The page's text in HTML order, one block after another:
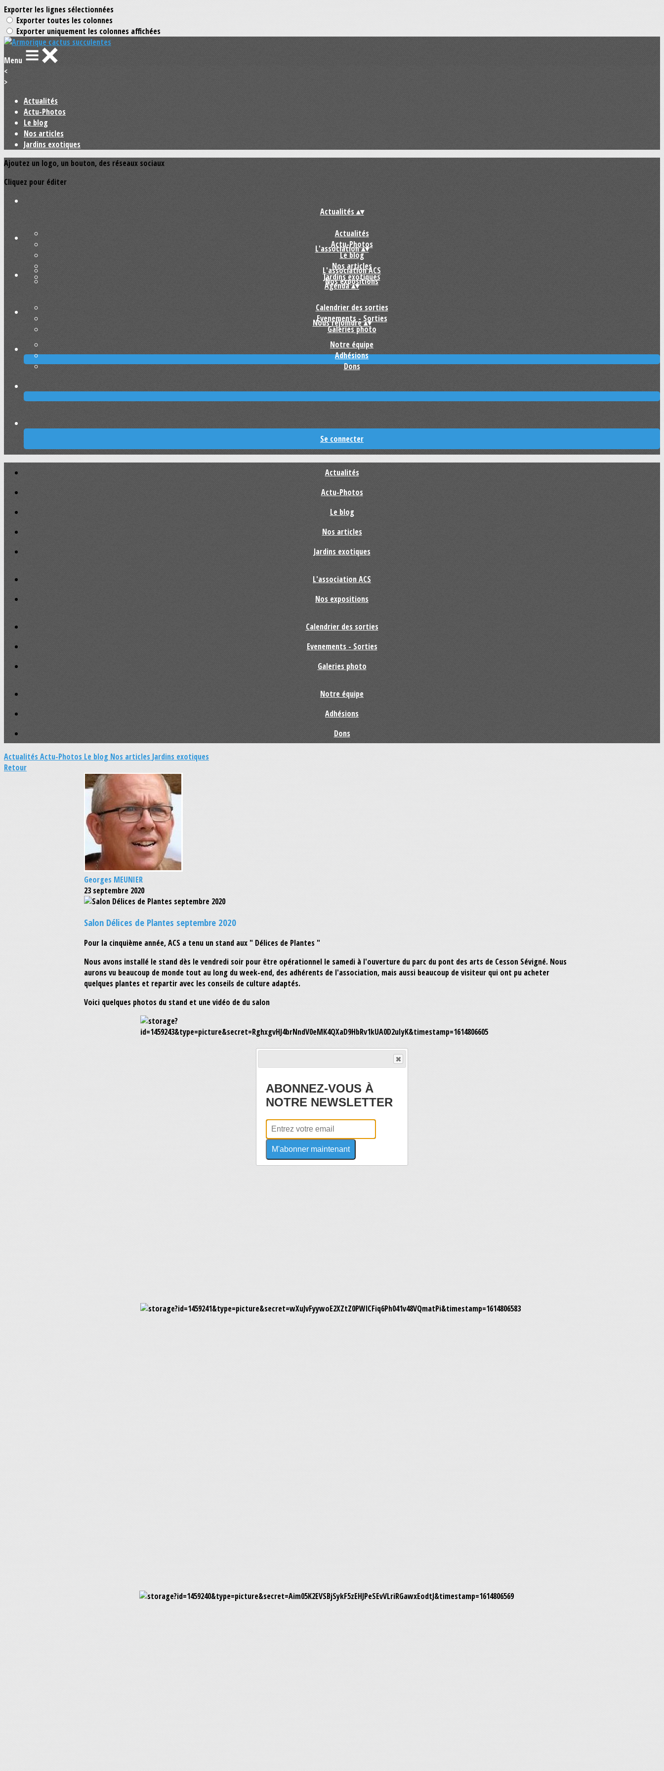
Exporter les lignes sélectionnées
Exporter toutes les colonnes
Exporter uniquement les colonnes affichées
Menu
<
>
Actualités
Actu-Photos
Le blog
Nos articles
Jardins exotiques
Ajoutez un logo, un bouton, des réseaux sociaux
Cliquez pour éditer
Actualités ▴▾
Actualités
Actu-Photos
Le blog
Nos articles
Jardins exotiques
L'association▴▾
L'association ACS
Nos expositions
Agenda▴▾
Calendrier des sorties
Evenements - Sorties
Galeries photo
Nous rejoindre▴▾
Notre équipe
Adhésions
Dons
Se connecter
Actualités
Actu-Photos
Le blog
Nos articles
Jardins exotiques
L'association ACS
Nos expositions
Calendrier des sorties
Evenements - Sorties
Galeries photo
Notre équipe
Adhésions
Dons
Actualités Actu-Photos Le blog Nos articles Jardins exotiques
Retour
Georges MEUNIER
23 septembre 2020
Salon Délices de Plantes septembre 2020
Pour la cinquième année, ACS a tenu un stand aux " Délices de Plantes "
Nous avons installé le stand dès le vendredi soir pour être opérationnel le samedi à l'ouverture du parc du pont des arts de Cesson Sévigné. Nous
aurons vu beaucoup de monde tout au long du week-end, des adhérents de l'association, mais aussi beaucoup de visiteur qui ont pu acheter
quelques plantes et repartir avec les conseils de culture adaptés.
Voici quelques photos du stand et une vidéo de du salon
ABONNEZ-VOUS À
NOTRE NEWSLETTER
M'abonner maintenant